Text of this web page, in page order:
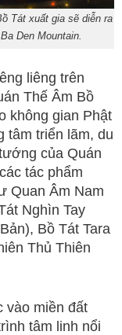
Tát xuất gia sẽ diễn ra
Den Mountain.
liêng trên
Thế Âm Bồ
không gian Phật
tâm triển lãm, du
của Quán
tác phẩm
Quan Âm Nam
Nghìn Tay
Bồ Tát Tara
Thủ Thiên
vào miền đất
tâm linh nổi